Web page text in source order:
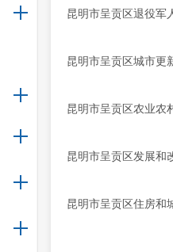
昆明市呈贡区退役军
昆明市呈贡区城市更
昆明市呈贡区农业农
昆明市呈贡区发展和
昆明市呈贡区住房和